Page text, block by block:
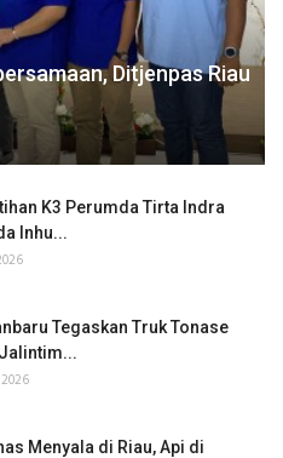
Ditjenpas Riau
K3 Perumda Tirta Indra
Inhu...
Tegaskan Truk Tonase
Menyala di Riau, Api di